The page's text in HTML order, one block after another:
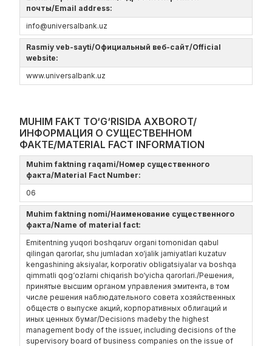
почты/Email address:
info@universalbank.uz
Rasmiy veb-sayti/Официальный веб-сайт/Official
website:
www.universalbank.uz
MUHIM FAKT TO‘G‘RISIDA AXBOROT/
ИНФОРМАЦИЯ О СУЩЕСТВЕННОМ
ФАКТЕ/MATERIAL FACT INFORMATION
Muhim faktning raqami/Номер существенного
факта/Material Fact Number:
06
Muhim faktning nomi/Наименование существенного
факта/Name of material fact:
Emitentning yuqori boshqaruv organi tomonidan qabul
qilingan qarorlar, shu jumladan xo‘jalik jamiyatlari kuzatuv
kengashining aksiyalar, korporativ obligatsiyalar va boshqa
qimmatli qog‘ozlarni chiqarish bo‘yicha qarorlari./Решения,
принятые высшим органом управления эмитента, в том
числе решения наблюдательного совета хозяйственных
обществ о выпуске акций, корпоративных облигаций и
иных ценных бумаг/Decisions madeby the highest
management body of the issuer, including decisions of the
supervisory board of business companies on the issue of